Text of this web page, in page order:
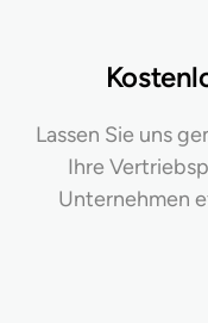
Lassen Sie uns
Ihre
Unternehmen